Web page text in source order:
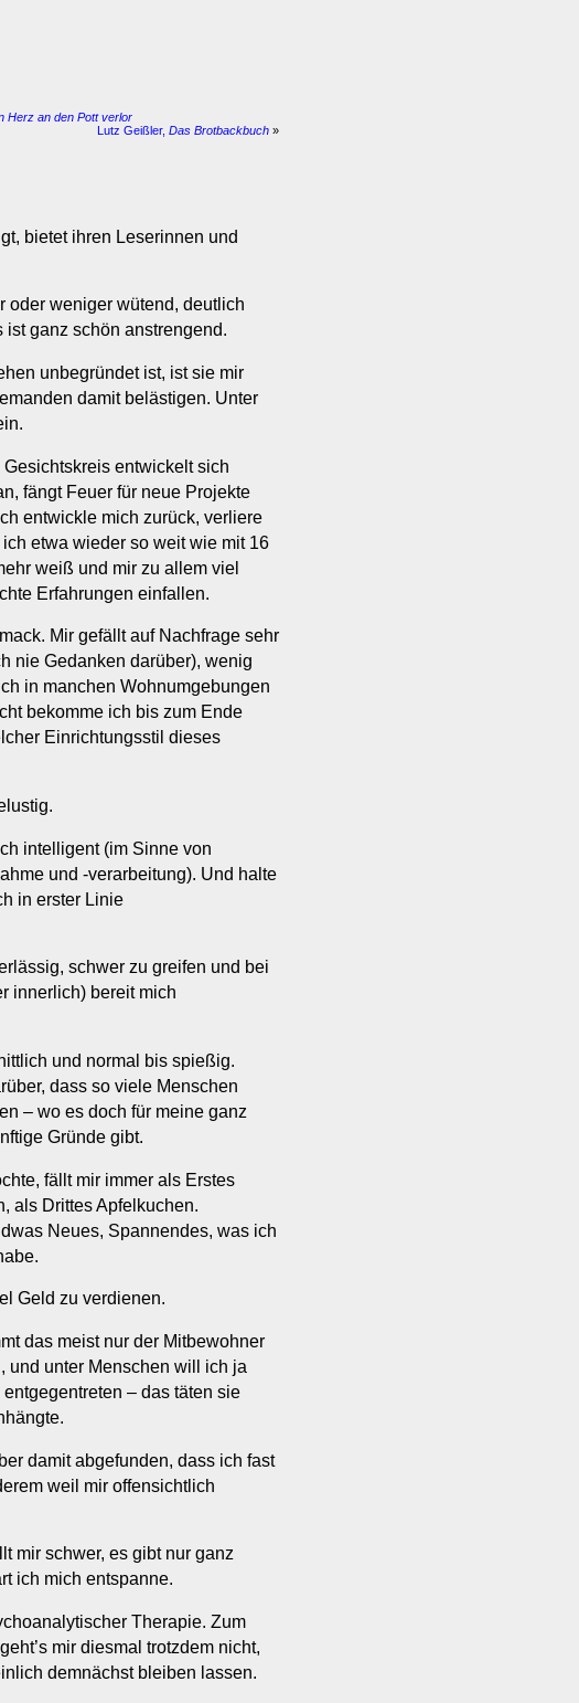
Herz an den Pott verlor
Lutz Geißler, Das Brotbackbuch »
bietet ihren Leserinnen und
oder weniger wütend, deutlich
ganz schön anstrengend.
unbegründet ist, ist sie mir
damit belästigen. Unter
entwickelt sich
fängt Feuer für neue Projekte
entwickle mich zurück, verliere
etwa wieder so weit wie mit 16
weiß und mir zu allem viel
Erfahrungen einfallen.
Mir gefällt auf Nachfrage sehr
nie Gedanken darüber), wenig
in manchen Wohnumgebungen
bekomme ich bis zum Ende
Einrichtungsstil dieses
intelligent (im Sinne von
und -verarbeitung). Und halte
in erster Linie
schwer zu greifen und bei
innerlich) bereit mich
und normal bis spießig.
dass so viele Menschen
– wo es doch für meine ganz
Gründe gibt.
fällt mir immer als Erstes
als Drittes Apfelkuchen.
Neues, Spannendes, was ich
Geld zu verdienen.
das meist nur der Mitbewohner
und unter Menschen will ich ja
– das täten sie
damit abgefunden, dass ich fast
weil mir offensichtlich
mir schwer, es gibt nur ganz
ich mich entspanne.
Therapie. Zum
mir diesmal trotzdem nicht,
demnächst bleiben lassen.